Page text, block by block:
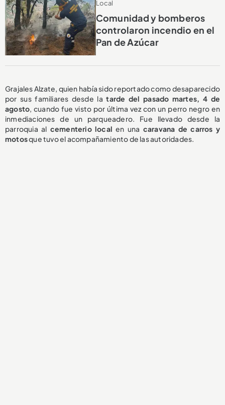
Local
Comunidad y bomberos
controlaron incendio en el
Pan de Azúcar
Grajales Alzate, quien había sido reportado como desaparecido
por sus familiares desde latarde del pasado martes, 4 de
agosto, cuando fue visto por última vez con un perro negro en
inmediaciones de un parqueadero. Fue llevado desde la
parroquia al cementerio localen una caravana de carros y
motosque tuvo el acompañamiento de las autoridades.